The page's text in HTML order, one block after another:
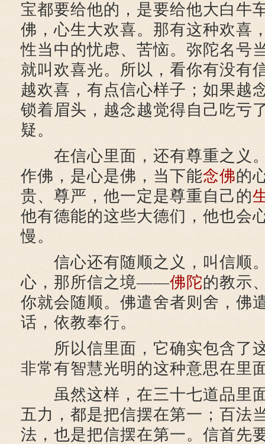
宝都要给他的，是要给他大白牛
佛，心生大欢喜。那有这种欢喜
性当中的忧虑、苦恼。弥陀名号
就叫欢喜光。所以，看你有没有
越欢喜，有点信心样子；如果越
锁着眉头，越念越觉得自己吃亏
疑。
在信心里面，还有尊重之义
作佛，是心是佛，当下能念佛的
贵、尊严，他一定是尊重自己的
他有德能的这些大德们，他也会
慢。
信心还有随顺之义，叫信顺
心，那所信之境——佛陀的教示
你就会随顺。佛遣舍者则舍，佛
话，依教奉行。
所以信里面，它确实包含了
非常有智慧光明的这种意思在里
虽然这样，在三十七道品里
五力，都是把信摆在第一；百法
法，也是把信摆在第一。信首